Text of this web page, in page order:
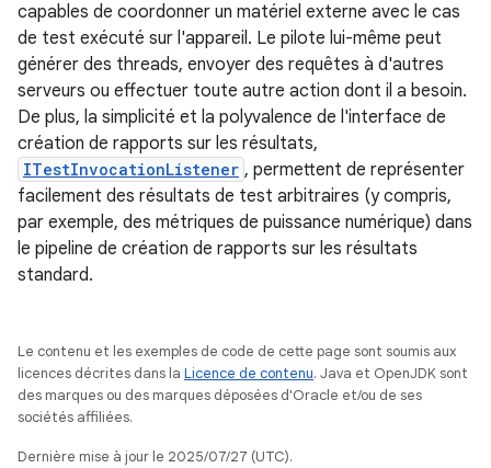
capables de coordonner un matériel externe avec le cas
de test exécuté sur l'appareil. Le pilote lui-même peut
générer des threads, envoyer des requêtes à d'autres
serveurs ou effectuer toute autre action dont il a besoin.
De plus, la simplicité et la polyvalence de l'interface de
création de rapports sur les résultats,
ITestInvocationListener , permettent de représenter
facilement des résultats de test arbitraires (y compris,
par exemple, des métriques de puissance numérique) dans
le pipeline de création de rapports sur les résultats
standard.
Le contenu et les exemples de code de cette page sont soumis aux
licences décrites dans la Licence de contenu. Java et OpenJDK sont
des marques ou des marques déposées d'Oracle et/ou de ses
sociétés affiliées.
Dernière mise à jour le 2025/07/27 (UTC).